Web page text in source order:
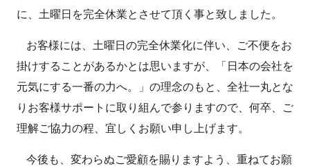
に、土曜日を完全休業とさせて頂く事と致しました。
お客様には、土曜日の完全休業化に伴い、ご不便をお
掛けすることがあるかとは思いますが、「日本の会社を
元気にする一番の力へ。」の理念のもと、全社一丸とな
りお客様サポートに取り組んで参りますので、何卒、ご
理解ご協力の程、宜しくお願い申し上げます。
今後も、変わらぬご愛顧を賜りますよう、重ねてお願